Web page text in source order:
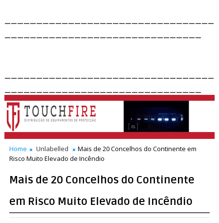
Home Unlabelled
Mais de 20 Concelhos do Continente em
Risco Muito Elevado de Incêndio
Mais de 20 Concelhos do Continente
em Risco Muito Elevado de Incêndio